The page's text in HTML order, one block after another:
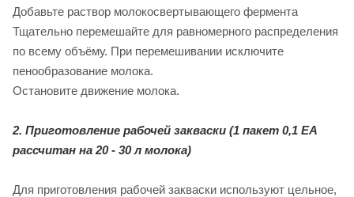
Добавьте раствор молокосвертывающего фермента
Тщательно перемешайте для равномерного распределения
по всему объёму. При перемешивании исключите
пенообразование молока.
Остановите движение молока.
2. Приготовление рабочей закваски (1 пакет 0,1 ЕА
рассчитан на 20 - 30 л молока)
Для приготовления рабочей закваски используют цельное,